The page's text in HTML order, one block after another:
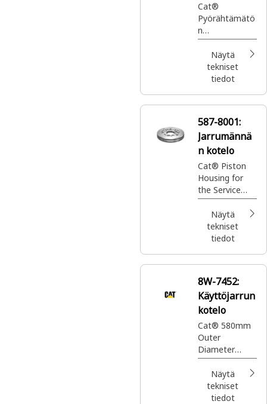
Cat®
Pyörähtämätö
n
tasauspyöräst
kytkinkokoonp
ano
Näytä
tekniset
tiedot
587-8001:
Jarrumännä
n kotelo
Cat® Piston
Housing for
the Service
Brake on
certain Landfill
Compactor
and Wheel
models.
Näytä
tekniset
tiedot
8W-7452:
Käyttöjarrun
kotelo
Cat® 580mm
Outer
Diameter
Service Brake
Housing
Näytä
tekniset
tiedot